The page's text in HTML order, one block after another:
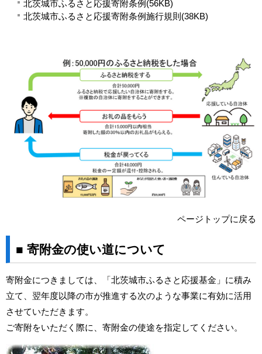
北茨城市ふるさと応援寄附条例(56KB)
北茨城市ふるさと応援寄附条例施行規則(38KB)
ページトップに戻る
■ 寄附金の使い道について
寄附金につきましては、「北茨城市ふるさと応援基金」に積み
立て、翌年度以降の市が推進する次のような事業に有効に活用
させていただきます。
ご寄附をいただく際に、寄附金の使途を指定してください。